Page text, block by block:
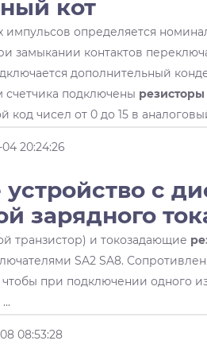
кот
импульсов определяется
замыкании контактов
дополнительный
счетчика подключены резисторы
чисел от 0 до 15 в
20:24:26
с
зарядного
транзистор) и токозадающие
SA2 SA8.
при подключении одного
08:53:28